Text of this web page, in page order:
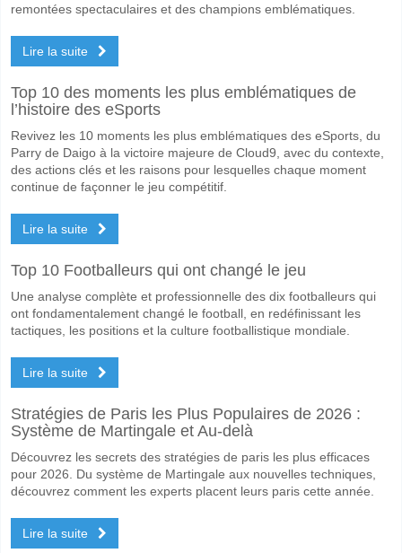
remontées spectaculaires et des champions emblématiques.
Lire la suite
Top 10 des moments les plus emblématiques de
l’histoire des eSports
Revivez les 10 moments les plus emblématiques des eSports, du
Parry de Daigo à la victoire majeure de Cloud9, avec du contexte,
des actions clés et les raisons pour lesquelles chaque moment
continue de façonner le jeu compétitif.
Lire la suite
Top 10 Footballeurs qui ont changé le jeu
Une analyse complète et professionnelle des dix footballeurs qui
ont fondamentalement changé le football, en redéfinissant les
tactiques, les positions et la culture footballistique mondiale.
Lire la suite
Stratégies de Paris les Plus Populaires de 2026 :
Système de Martingale et Au-delà
Découvrez les secrets des stratégies de paris les plus efficaces
pour 2026. Du système de Martingale aux nouvelles techniques,
découvrez comment les experts placent leurs paris cette année.
Lire la suite